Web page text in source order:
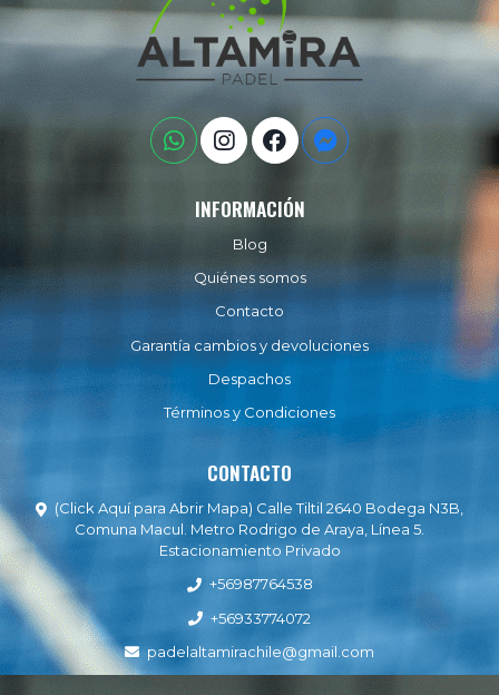
INFORMACIÓN
Blog
Quiénes somos
Contacto
Garantía cambios y devoluciones
Despachos
Términos y Condiciones
CONTACTO
(Click Aquí para Abrir Mapa) Calle Tiltil 2640 Bodega N3B,
Comuna Macul. Metro Rodrigo de Araya, Línea 5.
Estacionamiento Privado
+56987764538
+56933774072
padelaltamirachile@gmail.com